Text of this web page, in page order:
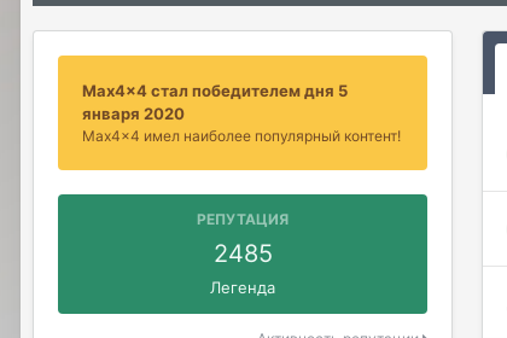
Max4x4 стал победителем дня 5
января 2020
Max4x4 имел наиболее популярный контент!
РЕПУТАЦИЯ
2485
Легенда